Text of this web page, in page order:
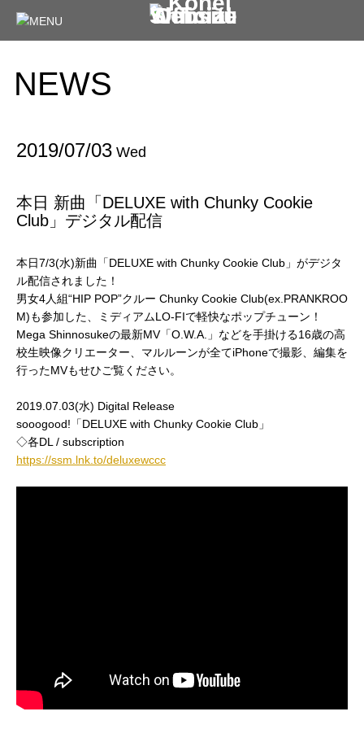
NEWS
2019/07/03 Wed
本日 新曲「DELUXE with Chunky Cookie
Club」デジタル配信
本日7/3(水)新曲「DELUXE with Chunky Cookie Club」がデジタ
ル配信されました！
男女4人組“HIP POP”クルー Chunky Cookie Club(ex.PRANKROO
M)も参加した、ミディアムLO-FIで軽快なポップチューン！
Mega Shinnosukeの最新MV「O.W.A.」などを手掛ける16歳の高
校生映像クリエーター、マルルーンが全てiPhoneで撮影、編集を
行ったMVもせひご覧ください。
2019.07.03(水) Digital Release
sooogood!「DELUXE with Chunky Cookie Club」
◇各DL / subscription
https://ssm.lnk.to/deluxewccc